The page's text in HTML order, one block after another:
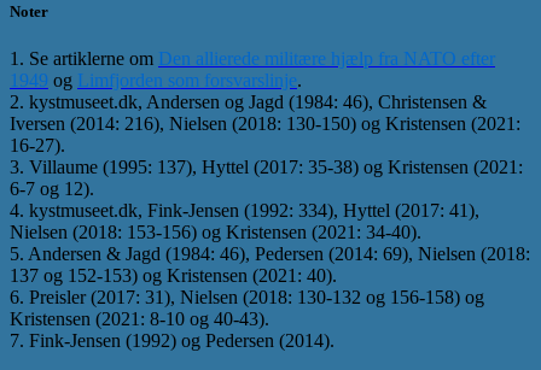
Noter
1. Se artiklerne om Den allierede militære hjælp fra NATO efter
1949 og Limfjorden som forsvarslinje.
2. kystmuseet.dk, Andersen og Jagd (1984: 46), Christensen &
Iversen (2014: 216), Nielsen (2018: 130-150) og Kristensen (2021:
16-27).
3. Villaume (1995: 137), Hyttel (2017: 35-38) og Kristensen (2021:
6-7 og 12).
4. kystmuseet.dk, Fink-Jensen (1992: 334), Hyttel (2017: 41),
Nielsen (2018: 153-156) og Kristensen (2021: 34-40).
5. Andersen & Jagd (1984: 46), Pedersen (2014: 69), Nielsen (2018:
137 og 152-153) og Kristensen (2021: 40).
6. Preisler (2017: 31), Nielsen (2018: 130-132 og 156-158) og
Kristensen (2021: 8-10 og 40-43).
7. Fink-Jensen (1992) og Pedersen (2014).